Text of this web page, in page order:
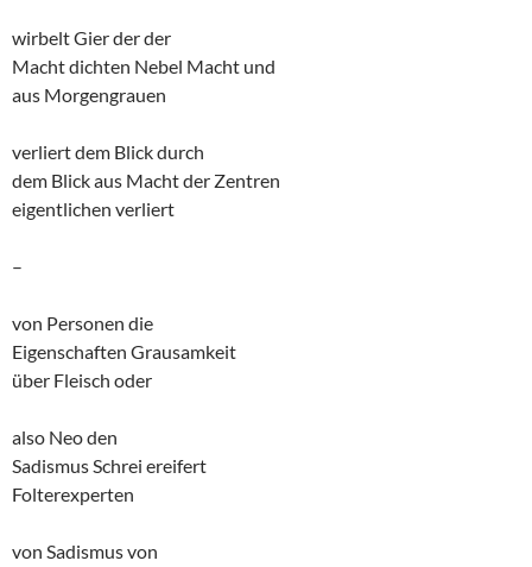
wirbelt Gier der der
Macht dichten Nebel Macht und
aus Morgengrauen
verliert dem Blick durch
dem Blick aus Macht der Zentren
eigentlichen verliert
–
von Personen die
Eigenschaften Grausamkeit
über Fleisch oder
also Neo den
Sadismus Schrei ereifert
Folterexperten
von Sadismus von